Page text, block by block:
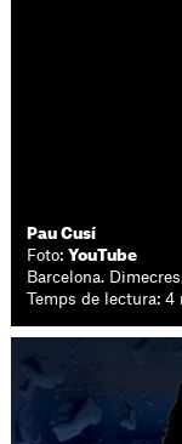
Pau Cusí
Foto: YouTube
Barcelona.
Temps de lectura: 4